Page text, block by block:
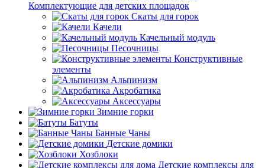
Комплектующие для детских площадок
Скаты для горок
Качели
Качельный модуль
Песочницы
Конструктивные
элементы
Альпинизм
Акробатика
Аксессуары
Зимние горки
Батуты
Банные Чаны
Детские домики
Хозблоки
Детские комплексы для